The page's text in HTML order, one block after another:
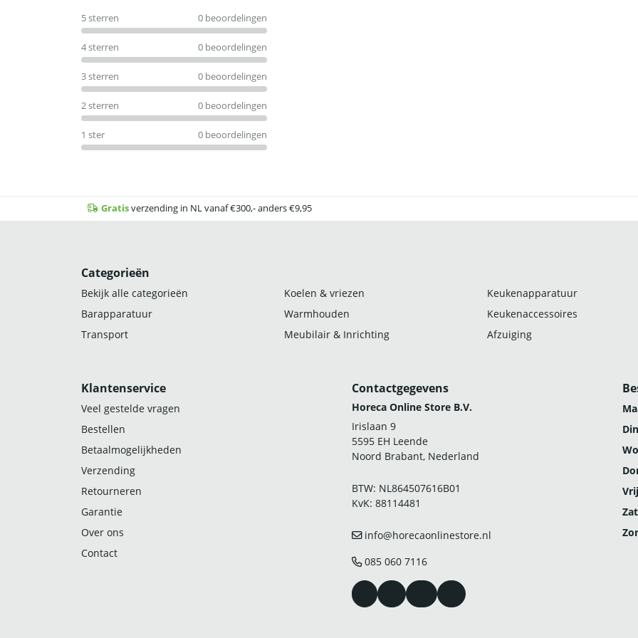
uit
5
5 sterren 0 beoordelingen
4 sterren 0 beoordelingen
3 sterren 0 beoordelingen
2 sterren 0 beoordelingen
1 ster 0 beoordelingen
Gratisverzending in NL vanaf €300,- anders €9,95
Categorieën
Bekijk alle categorieën Koelen & vriezen Keukenapparatuur
Barapparatuur
Warmhouden Keukenaccessoires
Transport
Meubilair & Inrichting Afzuiging
Klantenservice
Veel gestelde vragen
Bestellen
Betaalmogelijkheden
Verzending
Retourneren
Garantie
Over ons
Contact
Contactgegevens
Horeca Online Store B.V.
Irislaan 9
5595 EH Leende
Noord Brabant, Nederland
BTW: NL864507616B01
KvK: 88114481
info@horecaonlinestore.nl
085 060 7116